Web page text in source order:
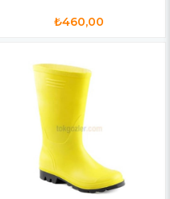
₺460,00